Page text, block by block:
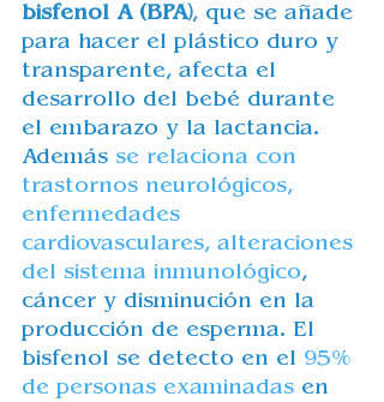
bisfenol A (BPA), que se añade
para hacer el plástico duro y
transparente, afecta el
desarrollo del bebé durante
el embarazo y la lactancia.
Además se relaciona con
trastornos neurológicos,
enfermedades
cardiovasculares, alteraciones
del sistema inmunológico,
cáncer y disminución en la
producción de esperma. El
bisfenol se detecto en el 95%
de personas examinadas en